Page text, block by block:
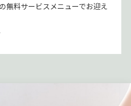
無料サービスメニューでお迎え